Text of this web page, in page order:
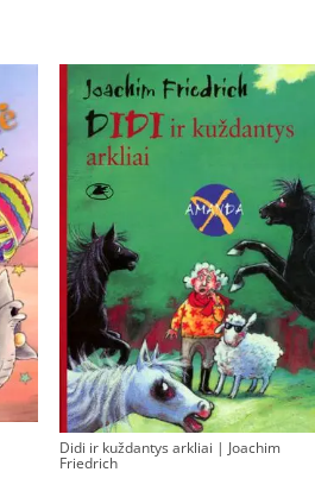
Didi ir kuždantys arkliai | Joachim
Friedrich